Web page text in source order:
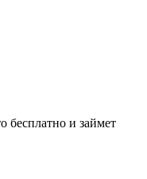
бесплатно и займет